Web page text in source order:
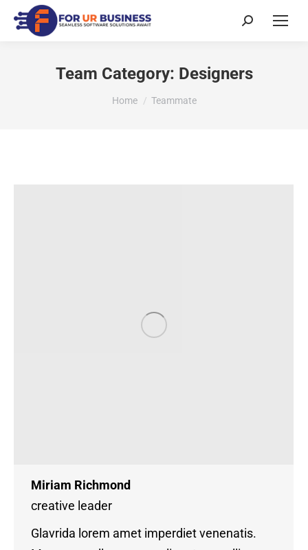
Team Category: Designers
You are here:
Home Teammate
Miriam Richmond
creative leader
Glavrida lorem amet imperdiet venenatis.